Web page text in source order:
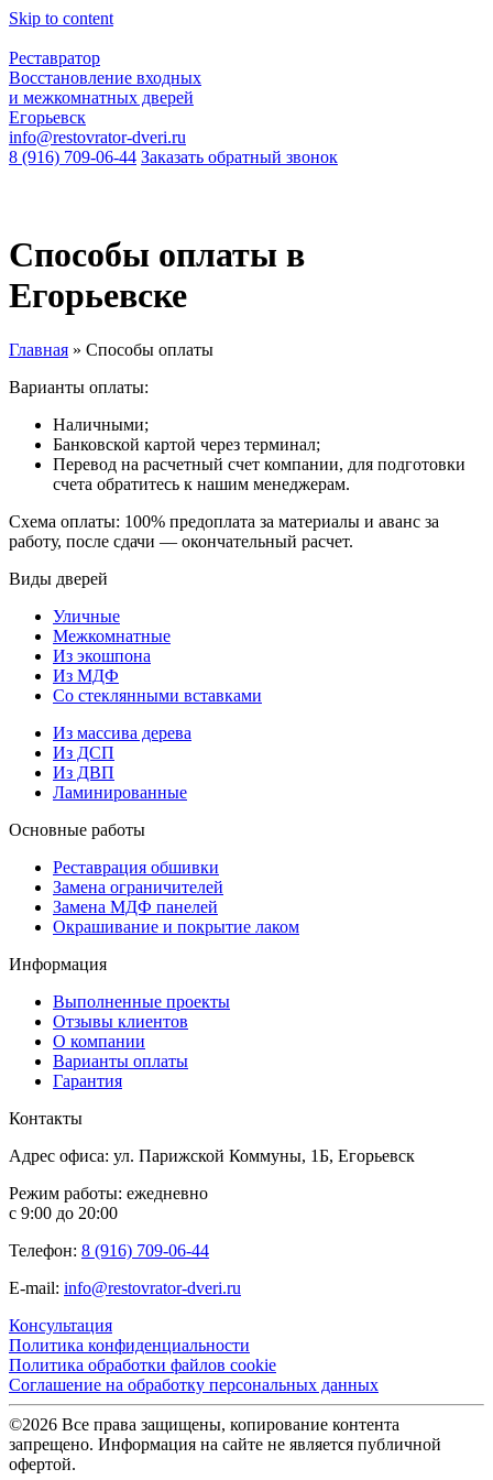
Skip to content
Реставратор
Восстановление входных
и межкомнатных дверей
Егорьевск
info@restovrator-dveri.ru
8 (916) 709-06-44 Заказать обратный звонок
Способы оплаты в
Егорьевске
Главная » Способы оплаты
Варианты оплаты:
Наличными;
Банковской картой через терминал;
Перевод на расчетный счет компании, для подготовки
счета обратитесь к нашим менеджерам.
Схема оплаты: 100% предоплата за материалы и аванс за
работу, после сдачи — окончательный расчет.
Виды дверей
Уличные
Межкомнатные
Из экошпона
Из МДФ
Со стеклянными вставками
Из массива дерева
Из ДСП
Из ДВП
Ламинированные
Основные работы
Реставрация обшивки
Замена ограничителей
Замена МДФ панелей
Окрашивание и покрытие лаком
Информация
Выполненные проекты
Отзывы клиентов
О компании
Варианты оплаты
Гарантия
Контакты
Адрес офиса: ул. Парижской Коммуны, 1Б, Егорьевск
Режим работы: ежедневно
с 9:00 до 20:00
Телефон: 8 (916) 709-06-44
E-mail: info@restovrator-dveri.ru
Консультация
Политика конфиденциальности
Политика обработки файлов cookie
Соглашение на обработку персональных данных
©2026 Все права защищены, копирование контента
запрещено. Информация на сайте не является публичной
офертой.